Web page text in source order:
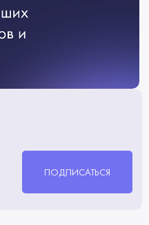
ПОДПИСАТЬСЯ